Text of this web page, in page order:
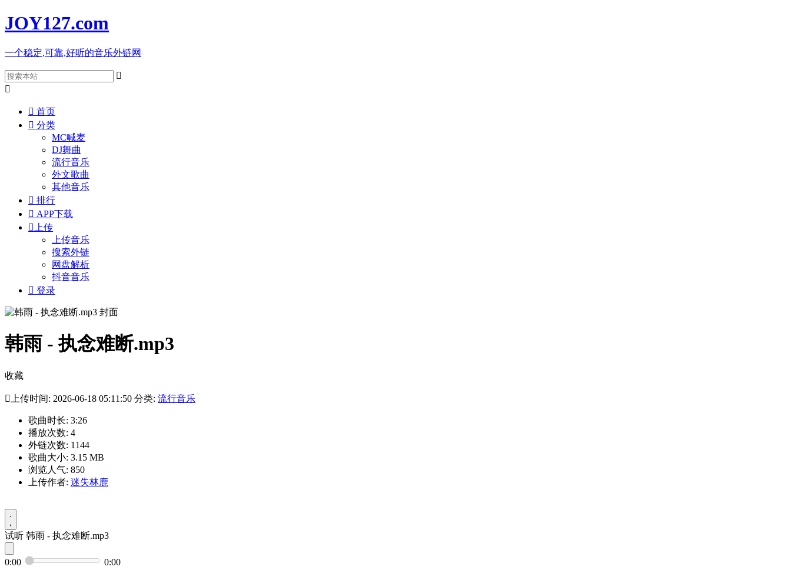
JOY127.com
一个稳定,可靠,好听的音乐外链网


 首页
 分类
MC喊麦
DJ舞曲
流行音乐
外文歌曲
其他音乐
 排行
 APP下载
 上传
上传音乐
搜索外链
网盘解析
抖音音乐
 登录
韩雨 - 执念难断.mp3
收藏
 上传时间: 2026-06-18 05:11:50 分类: 流行音乐
歌曲时长: 3:26
播放次数: 4
外链次数: 1144
歌曲大小: 3.15 MB
浏览人气: 850
上传作者: 迷失林鹿
试听 韩雨 - 执念难断.mp3
0:00 0:00